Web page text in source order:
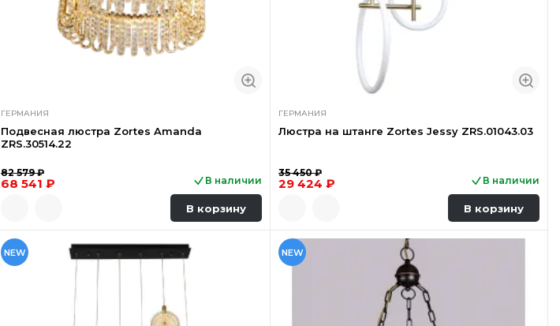
ГЕРМАНИЯ
Подвесная люстра Zortes Amanda
ZRS.30514.22
82 579 ₽
68 541 ₽ В наличии
В корзину
ГЕРМАНИЯ
Люстра на штанге Zortes Jessy ZRS.01043.03
35 450 ₽
29 424 ₽ В наличии
В корзину
NEW NEW